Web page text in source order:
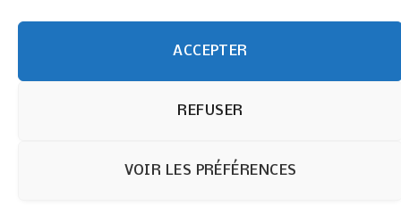
ACCEPTER
REFUSER
VOIR LES PRÉFÉRENCES
humain et 0% IA de Paris Bistro Editions - SARL de Presse -
Informations légales etRGPD